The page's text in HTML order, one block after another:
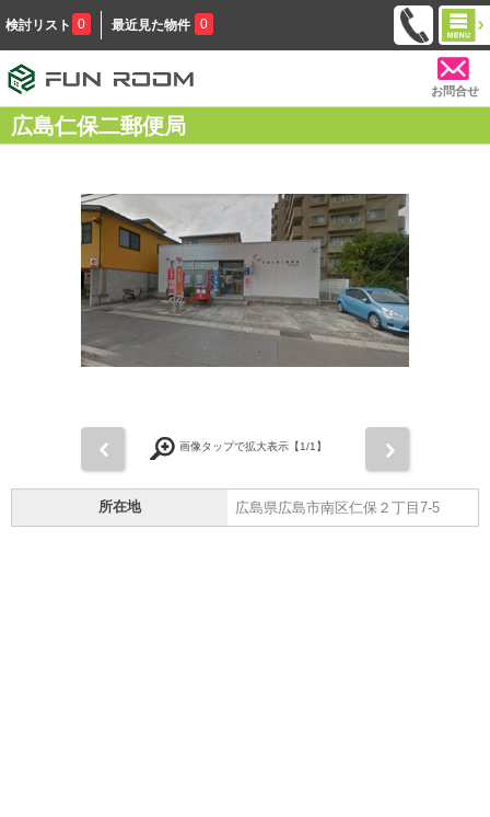
検討リスト 0 最近見た物件 0
お問合せ
広島仁保二郵便局
画像タップで拡大表示【1/1】
所在地 広島県広島市南区仁保２丁目7-5